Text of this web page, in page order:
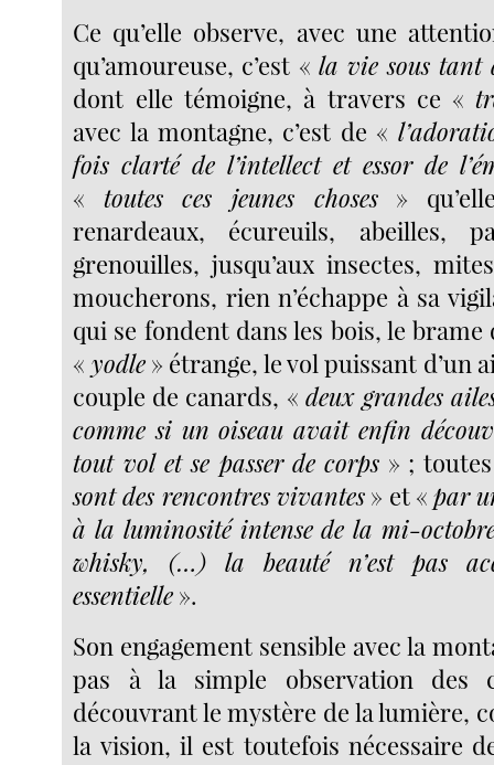
Ce qu’elle observe, avec une
qu’amoureuse, c’est « la vie sous tant
dont elle témoigne, à travers ce «
avec la montagne, c’est de «
fois clarté de l’intellect et essor de
« toutes ces jeunes choses»
renardeaux, écureuils, abeilles,
grenouilles, jusqu’aux insectes,
moucherons, rien n’échappe à sa
qui se fondent dans les bois, le
« yodle» étrange, le vol puissant d’un
couple de canards, « deux grandes
comme si un oiseau avait enfin
tout vol et se passer de corps » ;
sont des rencontres vivantes » et «par
à la luminosité intense de la mi-
whisky, (…) la beauté n’est pas
essentielle ».
Son engagement sensible avec la
pas à la simple observation des
découvrant le mystère de la lumière,
la vision, il est toutefois nécessaire